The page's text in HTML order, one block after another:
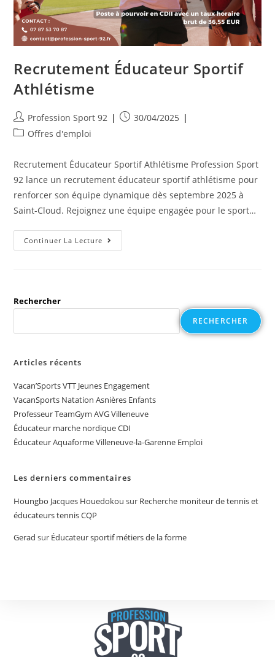
Recrutement Éducateur Sportif
Athlétisme
Profession Sport 92
30/04/2025
Offres d'emploi
Recrutement Éducateur Sportif Athlétisme Profession Sport
92 lance un recrutement éducateur sportif athlétisme pour
renforcer son équipe dynamique dès septembre 2025 à
Saint-Cloud. Rejoignez une équipe engagée pour le sport…
Continuer La Lecture
Rechercher
RECHERCHER
Articles récents
Vacan’Sports VTT Jeunes Engagement
VacanSports Natation Asnières Enfants
Professeur TeamGym AVG Villeneuve
Éducateur marche nordique CDI
Éducateur Aquaforme Villeneuve-la-Garenne Emploi
Les derniers commentaires
Houngbo Jacques Houedokou sur Recherche moniteur de tennis et
éducateurs tennis CQP
Gerad sur Éducateur sportif métiers de la forme